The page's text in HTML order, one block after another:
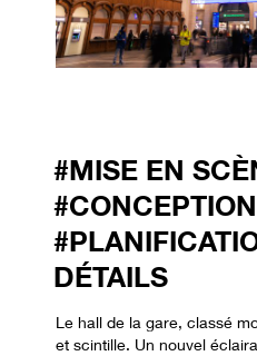
#MISE EN
#CONCEPTION
DÉTAILS
Le hall de la gare, classé
et scintille. Un nouvel